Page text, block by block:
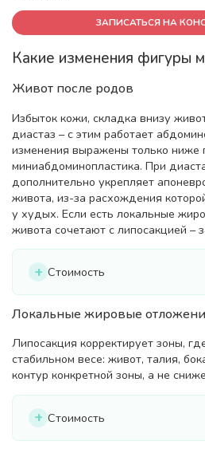
ЗАПИСАТЬСЯ НА
Какие изменения фигуры
Живот после родов
Избыток кожи, складка внизу
диастаз – с этим работает
изменения выражены только ниже
миниабдоминопластика. При
дополнительно укрепляет
живота, из-за расхождения
у худых. Если есть локальные
живота сочетают с липосакцией –
Стоимость
Локальные жировые
Липосакция корректирует зоны,
стабильном весе: живот, талия,
контур конкретной зоны, а не
Стоимость